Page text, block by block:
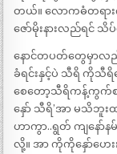
တယ်။ လောကဓံတရ
ဇော်မိုးနားလည်ရင်
နောင်တပတ်တွေမှာလ
ခံရင်းနှင့်ပဲ သီရိ ကိုသီ
စေတော့သီရိကန့်ကွက်
နှော် သီရိ’အာ မသိဘူးထ
ဟာကွာ..ရွတ် ကျနော်
လို့။ အာ ကိုကိုနှော်ဟေးး